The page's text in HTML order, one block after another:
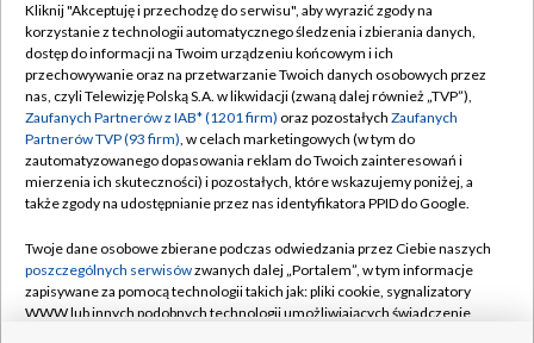
TVP
Abonament TVP
Emisja w TVP
Centrum informacji TVP
Naziemna Telewizja Cyfrowa
Rada Programowa
System NOS
Regulamin TVP
Polityka prywatności
Moje zgody
Pomoc
Kontakt
Kliknij "Akceptuję i przechodzę do serwisu", aby wyrazić zgody na
korzystanie z technologii automatycznego śledzenia i zbierania danych,
dostęp do informacji na Twoim urządzeniu końcowym i ich
przechowywanie oraz na przetwarzanie Twoich danych osobowych przez
nas, czyli Telewizję Polską S.A. w likwidacji (zwaną dalej również „TVP”),
Zaufanych Partnerów z IAB* (1201 firm) oraz pozostałych Zaufanych
Partnerów TVP (93 firm), w celach marketingowych (w tym do
zautomatyzowanego dopasowania reklam do Twoich zainteresowań i
mierzenia ich skuteczności) i pozostałych, które wskazujemy poniżej, a
także zgody na udostępnianie przez nas identyfikatora PPID do Google.
Twoje dane osobowe zbierane podczas odwiedzania przez Ciebie naszych
poszczególnych serwisówzwanych dalej „Portalem”, w tym informacje
zapisywane za pomocą technologii takich jak: pliki cookie, sygnalizatory
WWW lub innych podobnych technologii umożliwiających świadczenie